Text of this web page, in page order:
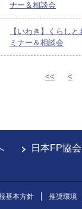
ナー＆相談会
【いわき】くらしと
ミナー＆相談会
<< <
日本FP協
基本方針 推奨環境